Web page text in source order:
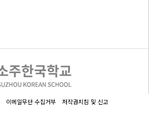
이메일무단 수집거부 저작권지침 및 신고